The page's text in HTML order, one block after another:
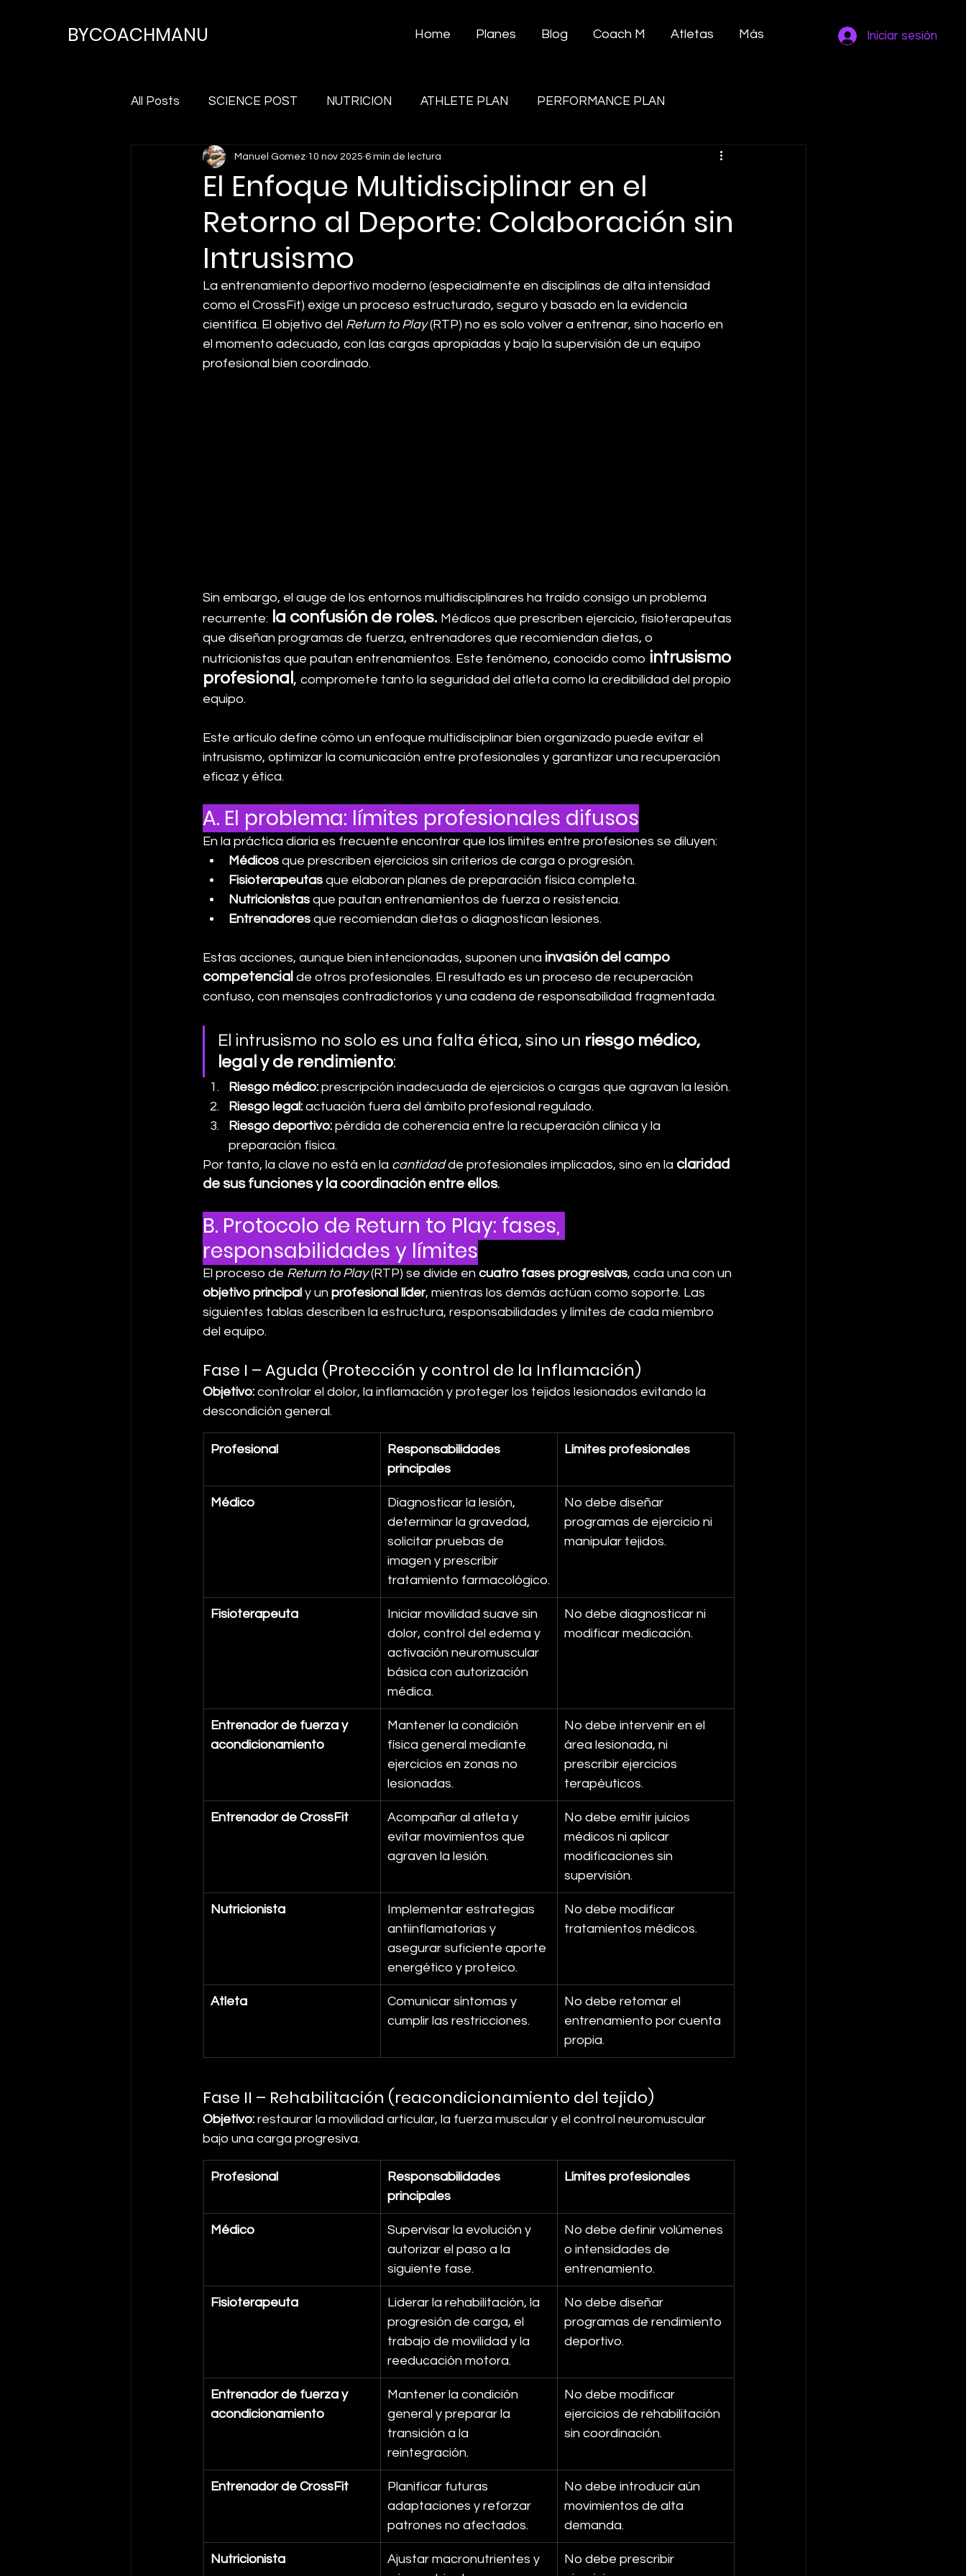
Home Planes Blog Coach M Atletas Más Iniciar sesión
BYCOACHMANU
All Posts SCIENCE POST NUTRICION ATHLETE PLAN PERFORMANCE PLAN
El Enfoque Multidisciplinar en el
Retorno al Deporte: Colaboración sin
Intrusismo
Manuel Gomez 10 nov 2025 6 min de lectura
La entrenamiento deportivo moderno (especialmente en disciplinas de alta intensidad
como el CrossFit) exige un proceso estructurado, seguro y basado en la evidencia
científica. El objetivo del Return to Play (RTP) no es solo volver a entrenar, sino hacerlo en
el momento adecuado, con las cargas apropiadas y bajo la supervisión de un equipo
profesional bien coordinado.
Sin embargo, el auge de los entornos multidisciplinares ha traído consigo un problema
recurrente:
la confusión de roles. Médicos que prescriben ejercicio, fisioterapeutas
que diseñan programas de fuerza, entrenadores que recomiendan dietas, o
nutricionistas que pautan entrenamientos. Este fenómeno, conocido como intrusismo
profesional , compromete tanto la seguridad del atleta como la credibilidad del propio
equipo.
Este artículo define cómo un enfoque multidisciplinar bien organizado puede evitar el
intrusismo, optimizar la comunicación entre profesionales y garantizar una recuperación
eficaz y ética.
A. El problema: límites profesionales difusos
En la práctica diaria es frecuente encontrar que los límites entre profesiones se diluyen:
Médicos que prescriben ejercicios sin criterios de carga o progresión.
Fisioterapeutas que elaboran planes de preparación física completa.
Nutricionistas que pautan entrenamientos de fuerza o resistencia.
Entrenadores que recomiendan dietas o diagnostican lesiones.
Estas acciones, aunque bien intencionadas, suponen una invasión del campo
competencial de otros profesionales. El resultado es un proceso de recuperación
confuso, con mensajes contradictorios y una cadena de responsabilidad fragmentada.
El intrusismo no solo es una falta ética, sino un riesgo médico,
legal y de rendimiento:
Riesgo médico: prescripción inadecuada de ejercicios o cargas que agravan la lesión.
Riesgo legal: actuación fuera del ámbito profesional regulado.
Riesgo deportivo: pérdida de coherencia entre la recuperación clínica y la
preparación física.
Por tanto, la clave no está en la cantidad de profesionales implicados, sino en la claridad
de sus funciones y la coordinación entre ellos.
B. Protocolo de Return to Play: fases,
responsabilidades y límites
El proceso de Return to Play (RTP) se divide en cuatro fases progresivas, cada una con un
objetivo principal y un profesional líder, mientras los demás actúan como soporte. Las
siguientes tablas describen la estructura, responsabilidades y límites de cada miembro
del equipo.
Fase I – Aguda (Protección y control de la Inflamación)
Objetivo: controlar el dolor, la inflamación y proteger los tejidos lesionados evitando la
descondición general.
Profesional
Responsabilidades
principales
Límites profesionales
Médico
Diagnosticar la lesión,
determinar la gravedad,
solicitar pruebas de
imagen y prescribir
tratamiento farmacológico.
No debe diseñar
programas de ejercicio ni
manipular tejidos.
Fisioterapeuta
Iniciar movilidad suave sin
dolor, control del edema y
activación neuromuscular
básica con autorización
médica.
No debe diagnosticar ni
modificar medicación.
Entrenador de fuerza y
acondicionamiento
Mantener la condición
física general mediante
ejercicios en zonas no
lesionadas.
No debe intervenir en el
área lesionada, ni
prescribir ejercicios
terapéuticos.
Entrenador de CrossFit
Acompañar al atleta y
evitar movimientos que
agraven la lesión.
No debe emitir juicios
médicos ni aplicar
modificaciones sin
supervisión.
Nutricionista
Implementar estrategias
antiinflamatorias y
asegurar suficiente aporte
energético y proteico.
No debe modificar
tratamientos médicos.
Atleta
Comunicar síntomas y
cumplir las restricciones.
No debe retomar el
entrenamiento por cuenta
propia.
Fase II – Rehabilitación (reacondicionamiento del tejido)
Objetivo: restaurar la movilidad articular, la fuerza muscular y el control neuromuscular
bajo una carga progresiva.
Profesional
Responsabilidades
principales
Límites profesionales
Médico
Supervisar la evolución y
autorizar el paso a la
siguiente fase.
No debe definir volúmenes
o intensidades de
entrenamiento.
Fisioterapeuta
Liderar la rehabilitación, la
progresión de carga, el
trabajo de movilidad y la
reeducación motora.
No debe diseñar
programas de rendimiento
deportivo.
Entrenador de fuerza y
acondicionamiento
Mantener la condición
general y preparar la
transición a la
reintegración.
No debe modificar
ejercicios de rehabilitación
sin coordinación.
Entrenador de CrossFit
Planificar futuras
adaptaciones y reforzar
patrones no afectados.
No debe introducir aún
movimientos de alta
demanda.
Nutricionista
Ajustar macronutrientes y
No debe prescribir